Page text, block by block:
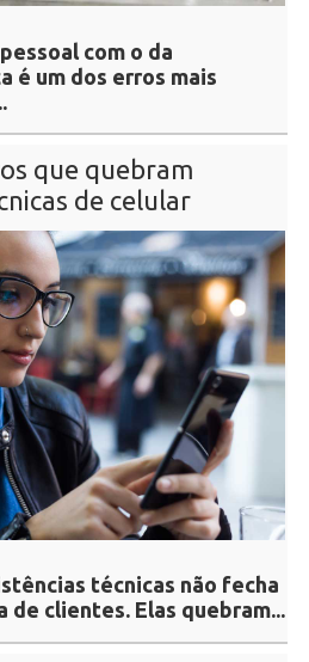
com o da
é um dos erros mais
que quebram
de celular
técnicas não fecha
clientes. Elas quebram...